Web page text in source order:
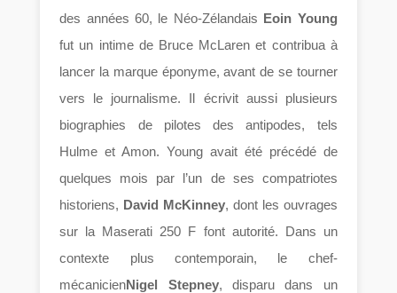
des années 60, le Néo-Zélandais Eoin Young
fut un intime de Bruce McLaren et contribua à
lancer la marque éponyme, avant de se tourner
vers le journalisme. Il écrivit aussi plusieurs
biographies de pilotes des antipodes, tels
Hulme et Amon. Young avait été précédé de
quelques mois par l’un de ses compatriotes
historiens, David McKinney, dont les ouvrages
sur la Maserati 250 F font autorité. Dans un
contexte plus contemporain, le chef-
mécanicienNigel Stepney, disparu dans un